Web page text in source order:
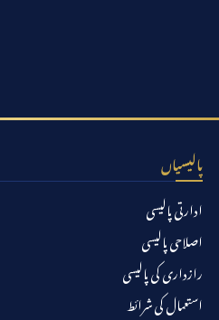
پالیسیاں
ادارتی پالیسی
اصلاحی پالیسی
رازداری کی پالیسی
استعمال کی شرائط